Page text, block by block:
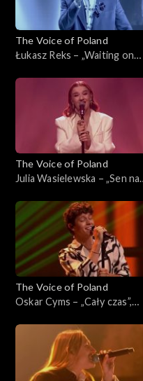
The Voice of Poland
Łukasz Reks – „Waiting on
Voice of Poland”, Live 1, 8
listopada 2025
The Voice of Poland
Julia Wasielewska – „Sen na
Poland”, Live 1, 8 listopada
2025
The Voice of Poland
Oskar Cyms – „Cały czas”,
8 listopada 2025